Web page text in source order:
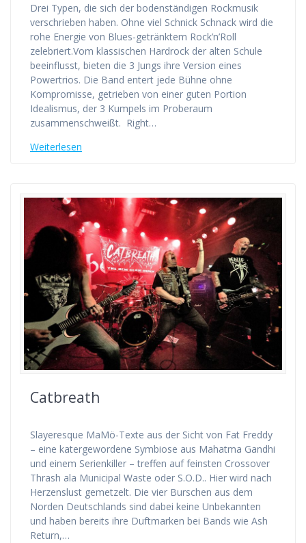
Drei Typen, die sich der bodenständigen Rockmusik
verschrieben haben. Ohne viel Schnick Schnack wird die
rohe Energie von Blues-getränktem Rock’n’Roll
zelebriert.Vom klassischen Hardrock der alten Schule
beeinflusst, bieten die 3 Jungs ihre Version eines
Powertrios. Die Band entert jede Bühne ohne
Kompromisse, getrieben von einer guten Portion
Idealismus, der 3 Kumpels im Proberaum
zusammenschweißt. Right…
Weiterlesen
Catbreath
Slayeresque MaMö-Texte aus der Sicht von Fat Freddy
– eine katergewordene Symbiose aus Mahatma Gandhi
und einem Serienkiller – treffen auf feinsten Crossover
Thrash ala Municipal Waste oder S.O.D.. Hier wird nach
Herzenslust gemetzelt. Die vier Burschen aus dem
Norden Deutschlands sind dabei keine Unbekannten
und haben bereits ihre Duftmarken bei Bands wie Ash
Return,…